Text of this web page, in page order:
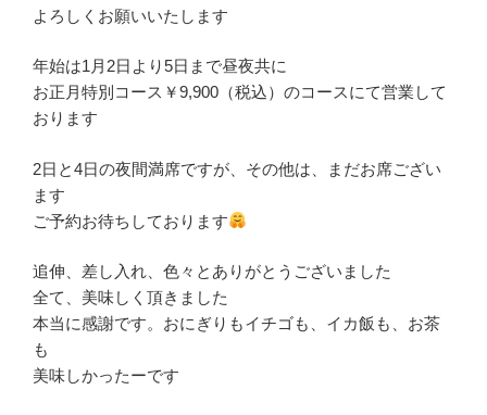
よろしくお願いいたします
年始は1月2日より5日まで昼夜共に
お正月特別コース￥9,900（税込）のコースにて営業して
おります
2日と4日の夜間満席ですが、その他は、まだお席ござい
ます
ご予約お待ちしております
追伸、差し入れ、色々とありがとうございました
全て、美味しく頂きました
本当に感謝です。おにぎりもイチゴも、イカ飯も、お茶
も
美味しかったーです